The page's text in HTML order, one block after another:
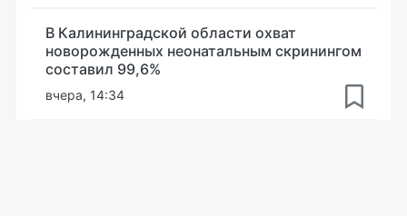
В Калининградской области охват
новорожденных неонатальным скринингом
составил 99,6%
вчера, 14:34